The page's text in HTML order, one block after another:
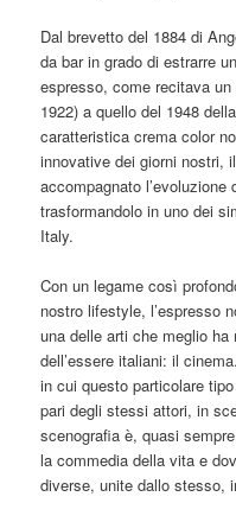
Dal brevetto del 1884 di
da bar in grado di estrarre
espresso, come recitava
1922) a quello del 1948
caratteristica crema color
innovative dei giorni nostri,
accompagnato l’evoluzione
trasformandolo in uno dei
Italy.
Con un legame così
nostro lifestyle, l’espresso
una delle arti che meglio
dell’essere italiani: il
in cui questo particolare
pari degli stessi attori, in
scenografia è, quasi
la commedia della vita e
diverse, unite dallo stesso,